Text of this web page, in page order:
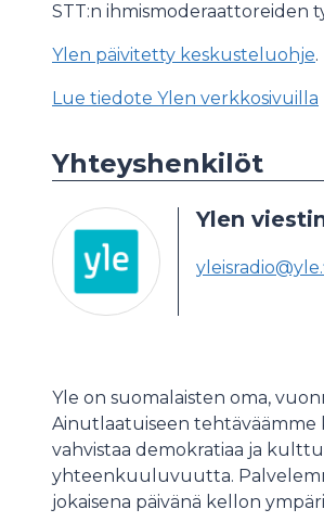
STT:n ihmismoderaattoreiden
Ylen päivitetty keskusteluohje.
Lue tiedote Ylen verkkosivuilla
Yhteyshenkilöt
Ylen
Yle on suomalaisten oma,
Ainutlaatuiseen tehtäväämme
vahvistaa demokratiaa ja
yhteenkuuluvuutta.
jokaisena päivänä kellon